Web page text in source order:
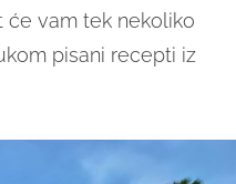
će vam tek nekoliko
pisani recepti iz